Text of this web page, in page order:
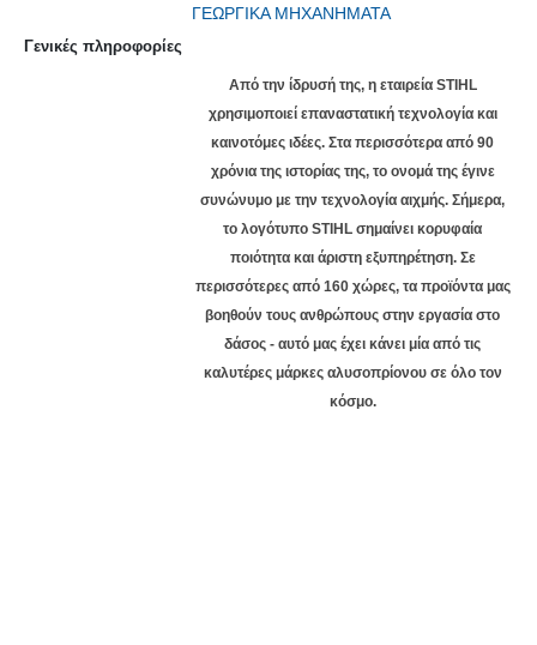
ΓΕΩΡΓΙΚΑ ΜΗΧΑΝΗΜΑΤΑ
Γενικές πληροφορίες
Από την ίδρυσή της, η εταιρεία STIHL
χρησιμοποιεί επαναστατική τεχνολογία και
καινοτόμες ιδέες. Στα περισσότερα από 90
χρόνια της ιστορίας της, το ονομά της έγινε
συνώνυμο με την τεχνολογία αιχμής. Σήμερα,
το λογότυπο STIHL σημαίνει κορυφαία
ποιότητα και άριστη εξυπηρέτηση. Σε
περισσότερες από 160 χώρες, τα προϊόντα μας
βοηθούν τους ανθρώπους στην εργασία στο
δάσος - αυτό μας έχει κάνει μία από τις
καλυτέρες μάρκες αλυσοπρίονου σε όλο τον
κόσμο.